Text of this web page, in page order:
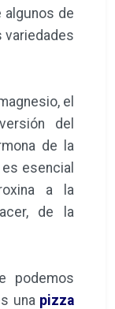
de
variedades
el
del
de la
esencial
a la
de la
una pizza